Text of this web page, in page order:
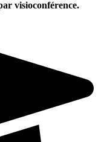
visioconférence.